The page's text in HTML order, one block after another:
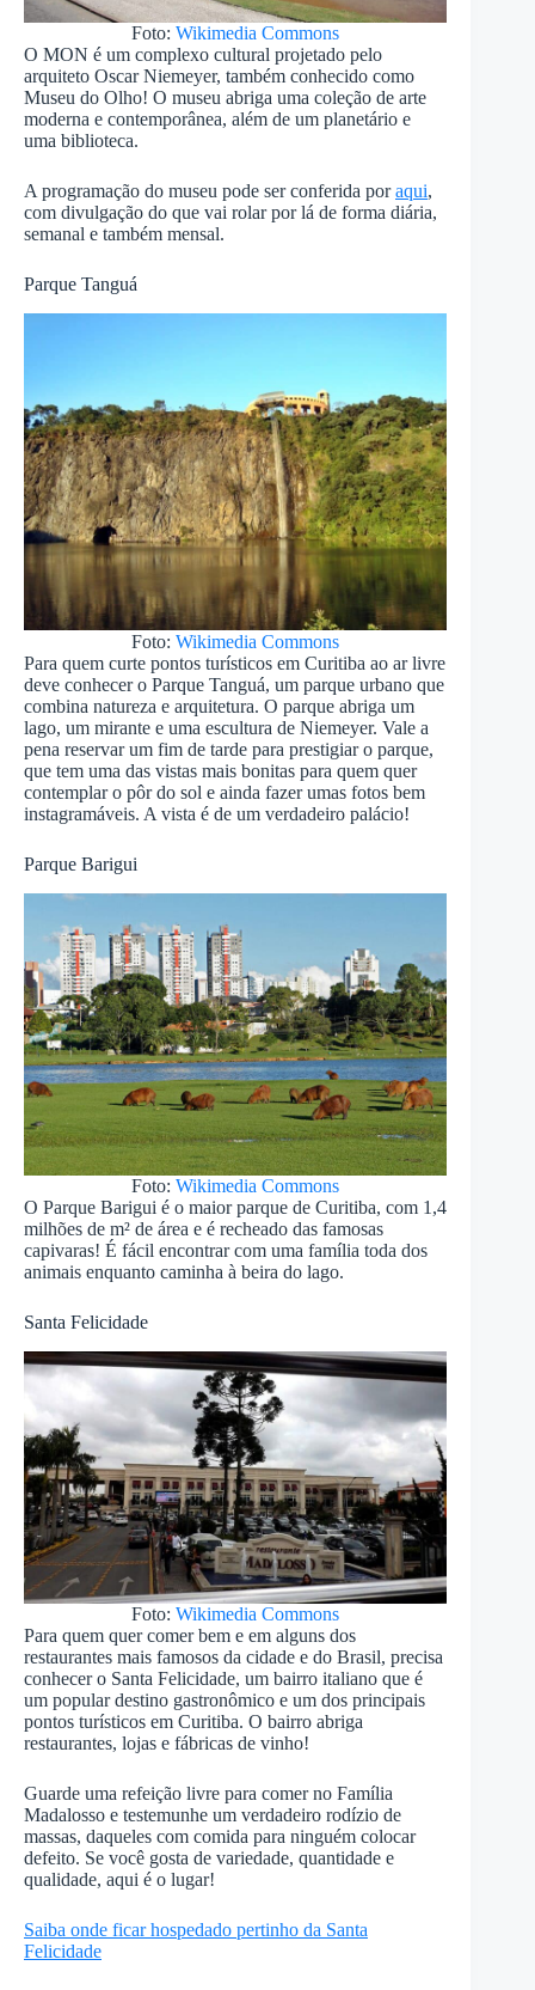
Foto:Wikimedia Commons
O MON é um complexo cultural projetado pelo
arquiteto Oscar Niemeyer, também conhecido como
Museu do Olho! O museu abriga uma coleção de arte
moderna e contemporânea, além de um planetário e
uma biblioteca.
A programação do museu pode ser conferida poraqui,
com divulgação do que vai rolar por lá de forma diária,
semanal e também mensal.
Parque Tanguá
Foto:Wikimedia Commons
Para quem curte pontos turísticos em Curitiba ao ar livre
deve conhecer o Parque Tanguá, um parque urbano que
combina natureza e arquitetura. O parque abriga um
lago, um mirante e uma escultura de Niemeyer. Vale a
pena reservar um fim de tarde para prestigiar o parque,
que tem uma das vistas mais bonitas para quem quer
contemplar o pôr do sol e ainda fazer umas fotos bem
instagramáveis. A vista é de um verdadeiro palácio!
Parque Barigui
Foto:Wikimedia Commons
O Parque Barigui é o maior parque de Curitiba, com 1,4
milhões de m² de área e é recheado das famosas
capivaras! É fácil encontrar com uma família toda dos
animais enquanto caminha à beira do lago.
Santa Felicidade
Foto:Wikimedia Commons
Para quem quer comer bem e em alguns dos
restaurantes mais famosos da cidade e do Brasil, precisa
conhecer o Santa Felicidade, um bairro italiano que é
um popular destino gastronômico e um dos principais
pontos turísticos em Curitiba. O bairro abriga
restaurantes, lojas e fábricas de vinho!
Guarde uma refeição livre para comer no Família
Madalosso e testemunhe um verdadeiro rodízio de
massas, daqueles com comida para ninguém colocar
defeito. Se você gosta de variedade, quantidade e
qualidade, aqui é o lugar!
Saiba onde ficar hospedado pertinho da Santa
Felicidade